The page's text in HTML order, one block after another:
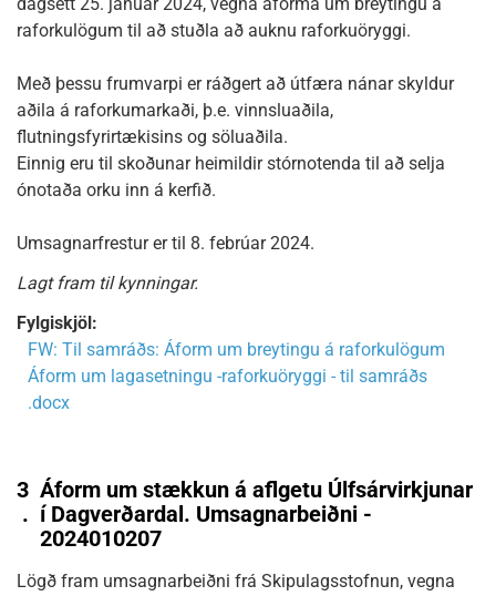
raforkulögum til að stuðla að auknu raforkuöryggi.
Með þessu frumvarpi er ráðgert að útfæra nánar skyldur
aðila á raforkumarkaði, þ.e. vinnsluaðila,
flutningsfyrirtækisins og söluaðila.
Einnig eru til skoðunar heimildir stórnotenda til að selja
ónotaða orku inn á kerfið.
Umsagnarfrestur er til 8. febrúar 2024.
Lagt fram til kynningar.
Fylgiskjöl:
FW: Til samráðs: Áform um breytingu á raforkulögum
Áform um lagasetningu -raforkuöryggi - til samráðs
.docx
3
.
Áform um stækkun á aflgetu Úlfsárvirkjunar
í Dagverðardal. Umsagnarbeiðni -
2024010207
Lögð fram umsagnarbeiðni frá Skipulagsstofnun, vegna